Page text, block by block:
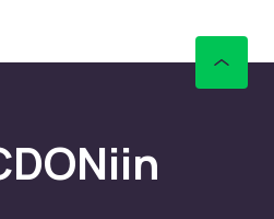
kirjoja netistä